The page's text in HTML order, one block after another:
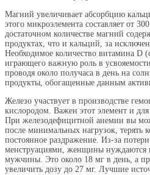
Магний увеличивает абсорбцию
этого микроэлемента составляет от
достаточном количестве магний
продуктах, что и кальций, за
Необходимое количество витамина D
играющего важную роль в
проводя около получаса в день на
продукты, обогащенные данным
Железо участвует в производстве
кислородом. Важен этот элемент и
При железодефицитной анемии вы
после минимальных нагрузок, терять
постоянное раздражение. Из-за
менструациями, женщины нуждаются
мужчины. Это около 18 мг в день, а
увеличить дозу до 27 мг. Лучшие